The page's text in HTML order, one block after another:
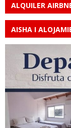
ALQUILER
AISHA I